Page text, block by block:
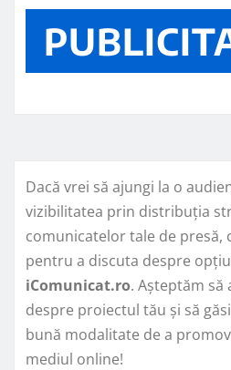
Dacă vrei să ajungi la o
vizibilitatea prin distribuția
comunicatelor tale de presă,
pentru a discuta despre
iComunicat.ro. Așteptăm să
despre proiectul tău și să
bună modalitate de a
mediul online!